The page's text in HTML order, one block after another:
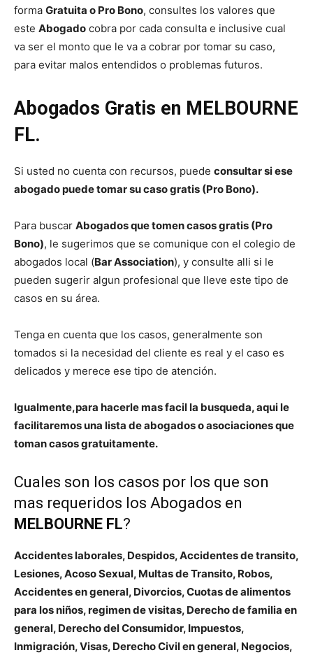
forma Gratuita o Pro Bono, consultes los valores que
este Abogado cobra por cada consulta e inclusive cual
va ser el monto que le va a cobrar por tomar su caso,
para evitar malos entendidos o problemas futuros.
Abogados Gratis en MELBOURNE
FL.
Si usted no cuenta con recursos, puede consultar si ese
abogado puede tomar su caso gratis (Pro Bono).
Para buscar Abogados que tomen casos gratis (Pro
Bono), le sugerimos que se comunique con el colegio de
abogados local (Bar Association), y consulte alli si le
pueden sugerir algun profesional que lleve este tipo de
casos en su área.
Tenga en cuenta que los casos, generalmente son
tomados si la necesidad del cliente es real y el caso es
delicados y merece ese tipo de atención.
Igualmente,para hacerle mas facil la busqueda, aqui le
facilitaremos una lista de abogados o asociaciones que
toman casos gratuitamente.
Cuales son los casos por los que son
mas requeridos los Abogados en
MELBOURNE FL?
Accidentes laborales, Despidos, Accidentes de transito,
Lesiones, Acoso Sexual, Multas de Transito, Robos,
Accidentes en general, Divorcios, Cuotas de alimentos
para los niños, regimen de visitas, Derecho de familia en
general, Derecho del Consumidor, Impuestos,
Inmigración, Visas, Derecho Civil en general, Negocios,